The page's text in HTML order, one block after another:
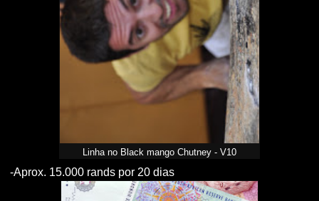
Linha no Black mango Chutney - V10
-Aprox. 15.000 rands por 20 dias